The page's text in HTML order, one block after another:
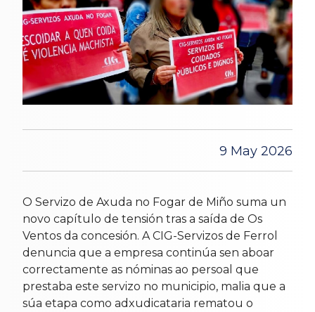
9 May 2026
O Servizo de Axuda no Fogar de Miño suma un
novo capítulo de tensión tras a saída de Os
Ventos da concesión. A CIG-Servizos de Ferrol
denuncia que a empresa continúa sen aboar
correctamente as nóminas ao persoal que
prestaba este servizo no municipio, malia que a
súa etapa como adxudicataria rematou o